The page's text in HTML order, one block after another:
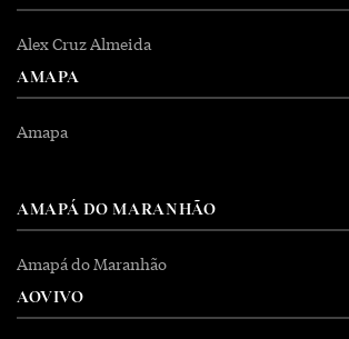
Alex Cruz Almeida
AMAPA
Amapa
AMAPÁ DO MARANHÃO
Amapá do Maranhão
AOVIVO